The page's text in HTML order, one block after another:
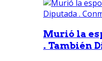
Murió la
. También